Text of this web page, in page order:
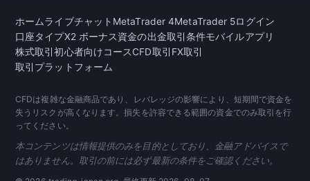
ホームライブチャット MetaTrader 4MetaTrader 5ログイン
口座タイプX2 ボーナス資金の出金取引条件モバイルアプリ
株式取引初心者向けコースCFD取引 FX取引
取引プラットフォーム
CFDは複雑な金融商品であり、レバレッジの影響により、短期間で資金を
失うリスクが高くなります。損失を許容できる範囲の資金でのみ取引を行
ってください。
本コンテンツは情報提供のみを目的としており、金融アドバイスで
はありません。取引の前には必ず最新の条件をご確認ください。